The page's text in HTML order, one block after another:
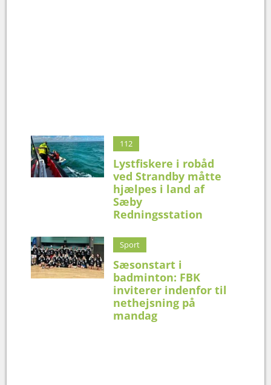
112
Lystfiskere i robåd
ved Strandby måtte
hjælpes i land af
Sæby
Redningsstation
Sport
Sæsonstart i
badminton: FBK
inviterer indenfor til
nethejsning på
mandag